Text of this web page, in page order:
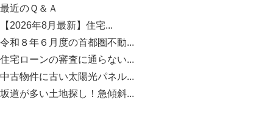
最近のＱ＆Ａ
【2026年8月最新】住宅...
令和８年６月度の首都圏不動...
住宅ローンの審査に通らない...
中古物件に古い太陽光パネル...
坂道が多い土地探し！急傾斜...